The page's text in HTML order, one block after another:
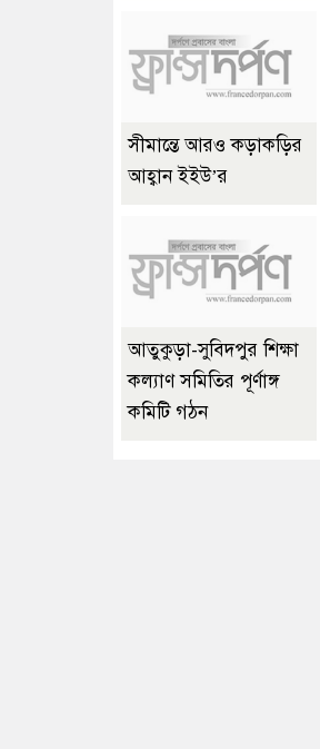
সীমান্তে আরও কড়াকড়ির
আহ্বান ইইউ’র
আতুকুড়া-সুবিদপুর শিক্ষা
কল্যাণ সমিতির পূর্ণাঙ্গ
কমিটি গঠন